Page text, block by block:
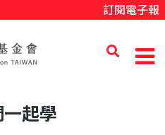
訂閱電子報
起學